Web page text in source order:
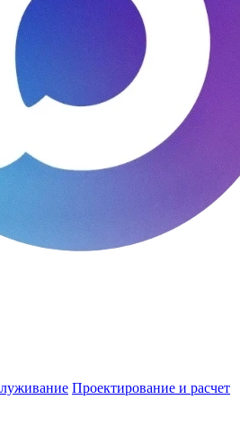
Проектирование и расчет